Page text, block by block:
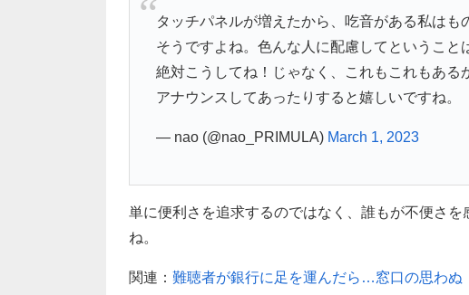
タッチパネルが増えたから、吃音がある私は
そうですよね。色んな人に配慮してということ
絶対こうしてね！じゃなく、これもこれもある
アナウンスしてあったりすると嬉しいですね。
— nao (@nao_PRIMULA) March 1, 2023
単に便利さを追求するのではなく、誰もが不便さ
ね。
関連： 難聴者が銀行に足を運んだら…窓口の思わぬ